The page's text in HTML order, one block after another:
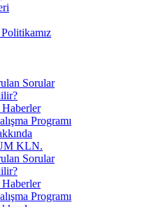
Sorular
Programı
KLN.
Sorular
Programı